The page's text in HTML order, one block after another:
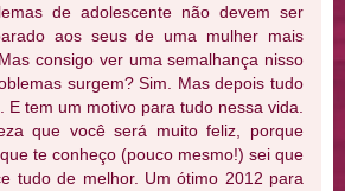
de adolescente não devem ser
aos seus de uma mulher mais
consigo ver uma semalhança nisso
surgem? Sim. Mas depois tudo
E tem um motivo para tudo nessa vida.
que você será muito feliz, porque
te conheço (pouco mesmo!) sei que
tudo de melhor. Um ótimo 2012 para